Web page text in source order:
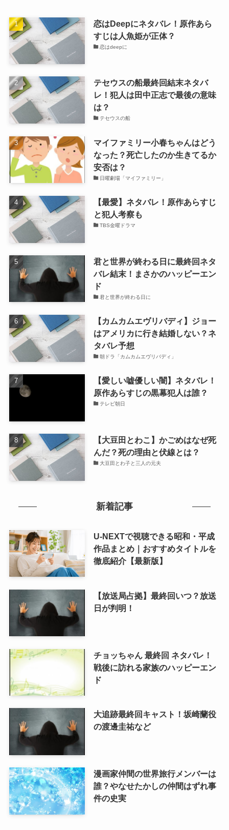
恋はDeepにネタバレ！原作あら
すじは人魚姫が正体？
恋はdeepに
テセウスの船最終回結末ネタバ
レ！犯人は田中正志で最後の意味
は？
テセウスの船
マイファミリー小春ちゃんはどう
なった？死亡したのか生きてるか
安否は？
日曜劇場「マイファミリー」
【最愛】ネタバレ！原作あらすじ
と犯人考察も
TBS金曜ドラマ
君と世界が終わる日に最終回ネタ
バレ結末！まさかのハッピーエン
ド
君と世界が終わる日に
【カムカムエヴリバディ】ジョー
はアメリカに行き結婚しない？ネ
タバレ予想
朝ドラ「カムカムエヴリバディ」
【愛しい嘘優しい闇】ネタバレ！
原作あらすじの黒幕犯人は誰？
テレビ朝日
【大豆田とわこ】かごめはなぜ死
んだ？死の理由と伏線とは？
大豆田とわ子と三人の元夫
新着記事
U-NEXTで視聴できる昭和・平成
作品まとめ｜おすすめタイトルを
徹底紹介【最新版】
【放送局占拠】最終回いつ？放送
日が判明！
チョッちゃん 最終回 ネタバレ！
戦後に訪れる家族のハッピーエン
ド
大追跡最終回キャスト！坂崎蘭役
の渡邊圭祐など
漫画家仲間の世界旅行メンバーは
誰？やなせたかしの仲間はずれ事
件の史実